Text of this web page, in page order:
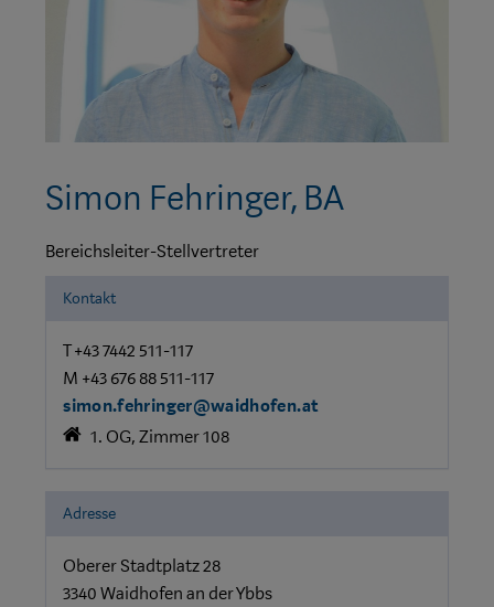
Simon Fehringer, BA
Bereichsleiter-Stellvertreter
Kontakt
T +43 7442 511-117
M +43 676 88 511-117
simon.fehringer@waidhofen.at
1. OG, Zimmer 108
Adresse
Oberer Stadtplatz 28
3340 Waidhofen an der Ybbs